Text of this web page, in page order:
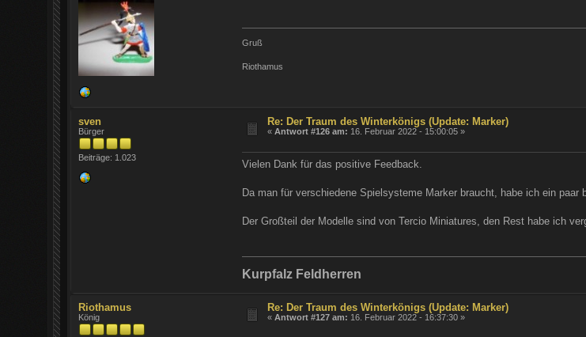
Gruß
Riothamus
sven
Bürger
Beiträge: 1.023
Re: Der Traum des Winterkönigs (Update: Marker)
«Antwort #126 am: 16. Februar 2022 - 15:00:05 »
Vielen Dank für das positive Feedback.
Da man für verschiedene Spielsysteme Marker braucht, habe ich ein paar
Der Großteil der Modelle sind von Tercio Miniatures, den Rest habe ich
Kurpfalz Feldherren
Riothamus
König
Re: Der Traum des Winterkönigs (Update: Marker)
«Antwort #127 am: 16. Februar 2022 - 16:37:30 »